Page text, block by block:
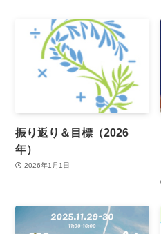
振り返り＆目標（2026
年）
2026年1月1日